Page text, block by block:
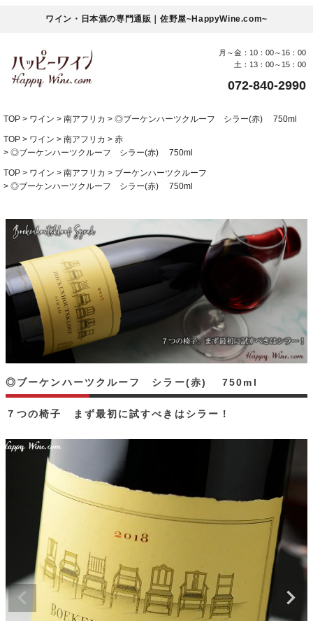
ワイン・日本酒の専門通販｜佐野屋~HappyWine.com~
月～金：10：00～16：00
土：13：00～15：00
072-840-2990
TOP ワイン 南アフリカ ◎ブーケンハーツクルーフ シラー(赤) 750ml
TOP ワイン 南アフリカ
赤
◎ブーケンハーツクルーフ シラー(赤) 750ml
TOP ワイン 南アフリカ
ブーケンハーツクルーフ
◎ブーケンハーツクルーフ シラー(赤) 750ml
７つの椅子 まず最初に試すべきはシラー！
◎ブーケンハーツクルーフ シラー(赤) 750ml